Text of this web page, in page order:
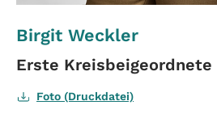
Birgit Weckler
Erste Kreisbeigeordnete
Foto (Druckdatei)